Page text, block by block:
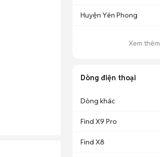
Huyện Yên Phong
Xem thêm
Dòng điện thoại
Dòng khác
Find X9 Pro
Find X8